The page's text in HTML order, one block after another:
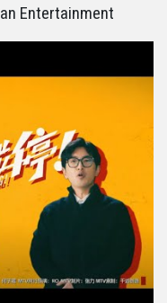
Entertainment